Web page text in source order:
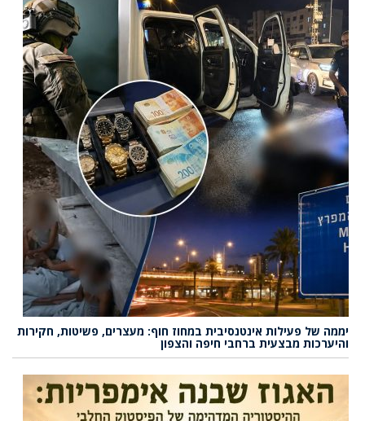
יממה של פעילות אינטנסיבית במחוז חוף: מעצרים, פשיטות, חקירות
והיערכות מבצעית ברחבי חיפה והצפון